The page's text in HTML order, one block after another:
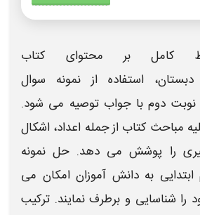
کامل بر محتوای کتاب
، استفاده ازنمونه سوال
نوبت دوم با جواب توصیه می شود.
مباحث کتاب از جمله اعداد، اشکال
را پوشش می دهد. حلنمونه
به دانش آموزان امکان می
شناسایی و برطرف نمایند. ترکیب